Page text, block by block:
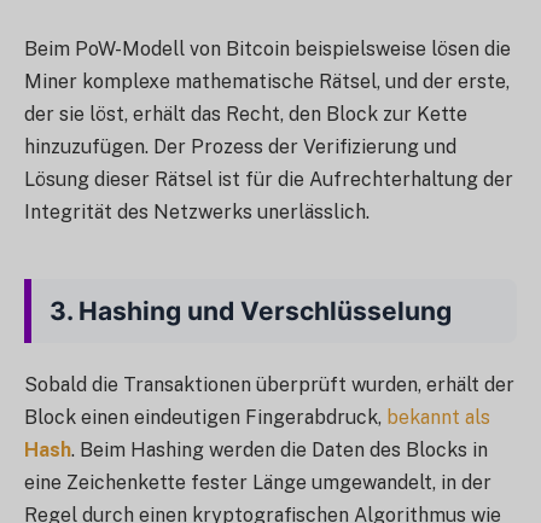
Beim PoW-Modell von Bitcoin beispielsweise lösen die
Miner komplexe mathematische Rätsel, und der erste,
der sie löst, erhält das Recht, den Block zur Kette
hinzuzufügen. Der Prozess der Verifizierung und
Lösung dieser Rätsel ist für die Aufrechterhaltung der
Integrität des Netzwerks unerlässlich.
3. Hashing und Verschlüsselung
Sobald die Transaktionen überprüft wurden, erhält der
Block einen eindeutigen Fingerabdruck, bekannt als
Hash. Beim Hashing werden die Daten des Blocks in
eine Zeichenkette fester Länge umgewandelt, in der
Regel durch einen kryptografischen Algorithmus wie